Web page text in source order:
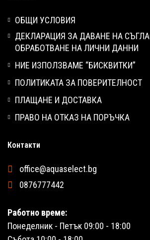
ОБЩИ УСЛОВИЯ
ДЕКЛАРАЦИЯ ЗА ДАВАНЕ НА
ОБРАБОТВАНЕ НА ЛИЧНИ ДАННИ
НИЕ ИЗПОЛЗВАМЕ “БИСКВИТКИ”
ПОЛИТИКАТА ЗА ПОВЕРИТЕЛНОСТ
ПЛАЩАНЕ И ДОСТАВКА
ПРАВО НА ОТКАЗ НА ПОРЪЧКА
Контакти
office@aquaselect.bg
0876777442
Работно време:
Понеделник - Петък 09:00 - 18:00